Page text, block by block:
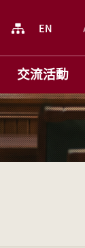
交流活動